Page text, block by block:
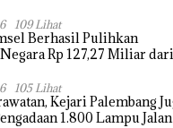
109 Lihat
Berhasil Pulihkan
Rp 127,27 Miliar dari
105 Lihat
Kejari Palembang
1.800 Lampu Jalan